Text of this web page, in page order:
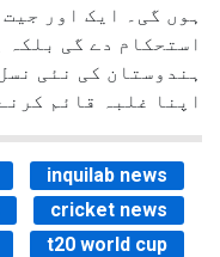
ہوں گی۔ ایک اور
استحکام دے گی بلکہ
ہندوستان کی نئی
اپنا غلبہ قائم
inquilab news
cricket news
t20 world cup